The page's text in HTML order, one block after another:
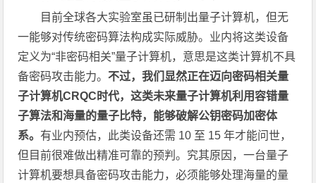
目前全球各大实验室虽已研制出量子计算机，但无
一能够对传统密码算法构成实际威胁。业内将这类设备
定义为“非密码相关”量子计算机，意思是这类计算机不具
备密码攻击能力。不过，我们显然正在迈向密码相关量
子计算机CRQC时代，这类未来量子计算机利用容错量
子算法和海量的量子比特，能够破解公钥密码加密体
系。 有业内预估，此类设备还需 10 至 15 年才能问世，
但目前很难做出精准可靠的预判。究其原因，一台量子
计算机要想具备密码攻击能力，必须能够处理海量的量